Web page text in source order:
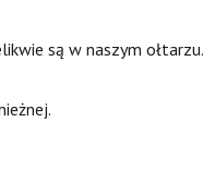
są w naszym ołtarzu.